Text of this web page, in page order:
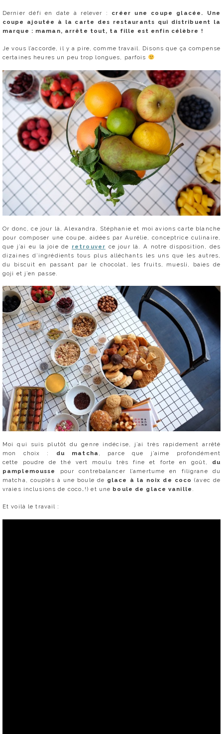
Dernier défi en date à relever : créer une coupe glacée. Une
coupe ajoutée à la carte des restaurants qui distribuent la
marque : maman, arrête tout, ta fille est enfin célèbre !
Je vous l’accorde, il y a pire, comme travail. Disons que ça compense
certaines heures un peu trop longues, parfois
Or donc, ce jour là, Alexandra, Stéphanie et moi avions carte blanche
pour composer une coupe, aidées par Aurélie, conceptrice culinaire,
que j’ai eu la joie de retrouver ce jour là. A notre disposition, des
dizaines d’ingrédients tous plus alléchants les uns que les autres,
du biscuit en passant par le chocolat, les fruits, muesli, baies de
goji et j’en passe.
Moi qui suis plutôt du genre indécise, j’ai très rapidement arrêté
mon choix : du matcha , parce que j’aime profondément
cette poudre de thé vert moulu très fine et forte en goût, du
pamplemousse
pour contrebalancer l’amertume en filigrane du
matcha, couplés à une boule de glace à la noix de coco (avec de
vraies inclusions de coco…!) et une boule de glace vanille .
Et voilà le travail :